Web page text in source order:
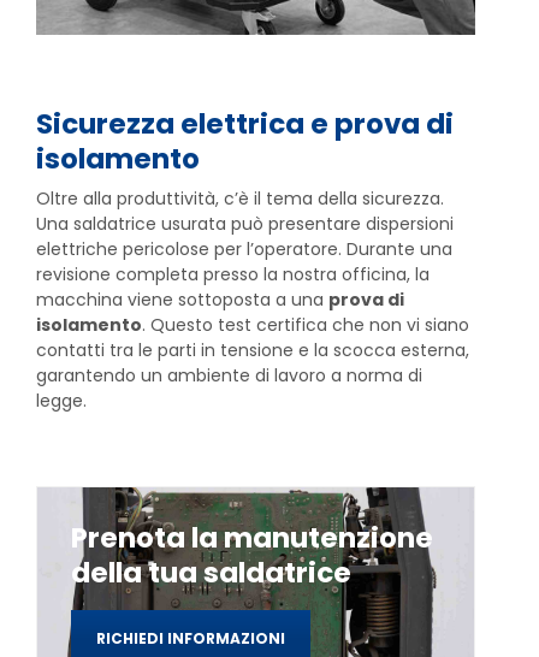
Sicurezza elettrica e prova di
isolamento
Oltre alla produttività, c’è il tema della sicurezza.
Una saldatrice usurata può presentare dispersioni
elettriche pericolose per l’operatore. Durante una
revisione completa presso la nostra officina, la
macchina viene sottoposta a una prova di
isolamento. Questo test certifica che non vi siano
contatti tra le parti in tensione e la scocca esterna,
garantendo un ambiente di lavoro a norma di
legge.
Prenota la manutenzione
della tua saldatrice
RICHIEDI INFORMAZIONI